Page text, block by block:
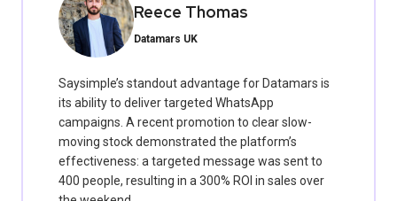
Reece Thomas
Datamars UK
Saysimple’s standout advantage for Datamars is
its ability to deliver targeted WhatsApp
campaigns. A recent promotion to clear slow-
moving stock demonstrated the platform’s
effectiveness: a targeted message was sent to
400 people, resulting in a 300% ROI in sales over